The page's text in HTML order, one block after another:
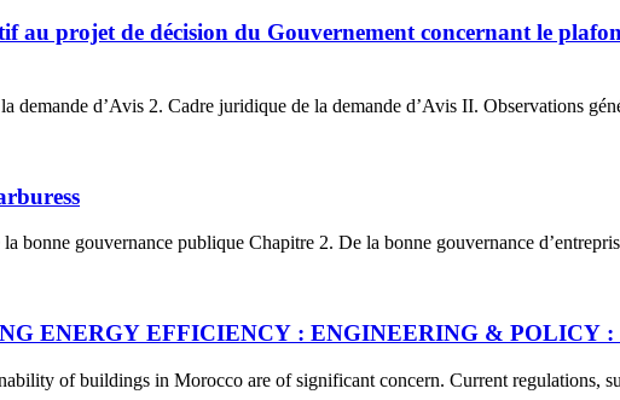
au projet de décision du Gouvernement concernant le
demande d’Avis 2. Cadre juridique de la demande d’Avis II. Observations
bonne gouvernance publique Chapitre 2. De la bonne gouvernance
ENERGY EFFICIENCY : ENGINEERING & POLICY :
of buildings in Morocco are of significant concern. Current regulations,